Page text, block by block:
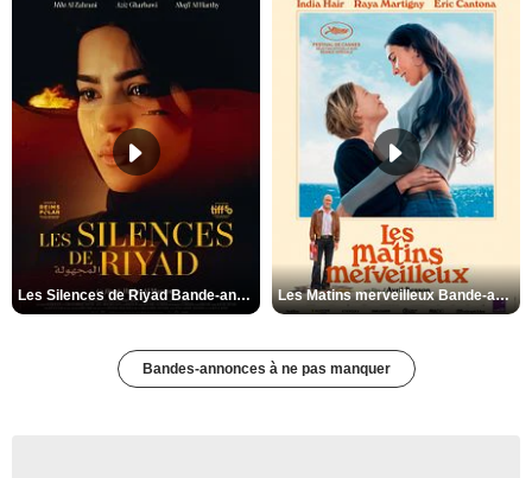
Les Silences de Riyad Bande-annonce VO STFR Les Matins merveilleux Bande-annonce VF
Bandes-annonces à ne pas manquer